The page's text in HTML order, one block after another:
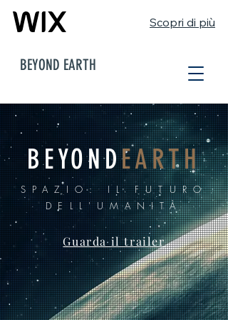
Scopri di più